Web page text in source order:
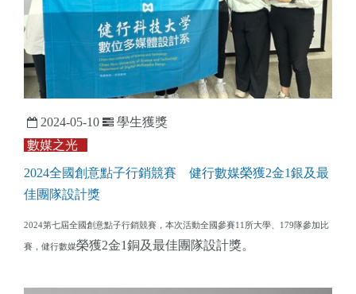
2024-05-10
學生獲獎
數媒之光
2024全國創意點子行銷競賽 健行數媒榮獲2金1銀及最
佳團隊設計獎
2024第七屆全國創意點子行銷競賽，本次活動全國參賽11所大學、179隊參加比
賽，健行數媒榮獲2金1銅及最佳團隊設計獎。